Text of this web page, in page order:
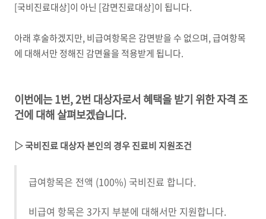
[국비진료대상]이 아닌 [감면진료대상]이 됩니다.
아래 후술하겠지만, 비급여항목은 감면받을 수 없으며,급여항목
에 대해서만 정해진 감면율을 적용받게 됩니다.
이번에는1번, 2번 대상자로서 혜택을 받기 위한 자격 조
건에 대해 살펴보겠습니다.
▷ 국비진료 대상자 본인의 경우 진료비 지원조건
급여항목은 전액 (100%) 국비진료 합니다.
비급여 항목은 3가지 부분에 대해서만 지원합니다.